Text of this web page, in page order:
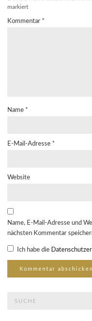
markiert
Kommentar *
Name *
E-Mail-Adresse *
Website
Name, E-Mail-Adresse und
nächsten Kommentar
Ich habe die